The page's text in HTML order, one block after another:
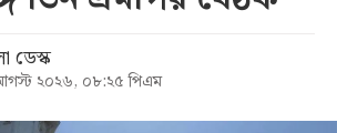
ডেস্ক
২০২৬, ০৮:২৫ পিএম